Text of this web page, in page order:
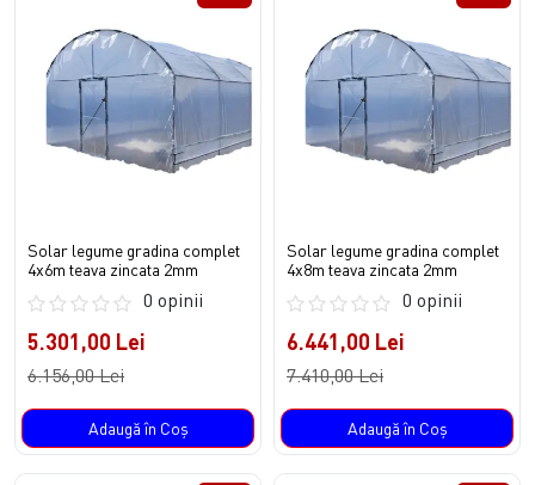
Solar legume gradina complet
4x6m teava zincata 2mm
0 opinii
5.301,00 Lei
6.156,00 Lei
Adaugă în Coş
Solar legume gradina complet
4x8m teava zincata 2mm
0 opinii
6.441,00 Lei
7.410,00 Lei
Adaugă în Coş